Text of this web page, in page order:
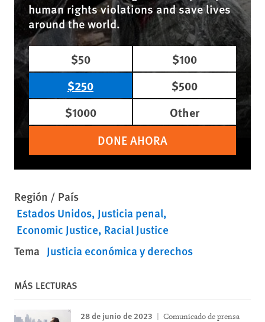
human rights violations and save lives
around the world.
$50
$100
$250
$500
$1000
Other
DONE AHORA
Región / País
Estados Unidos Justicia penal
Economic Justice Racial Justice
Tema Justicia económica y derechos
MÁS LECTURAS
28 de junio de 2023 Comunicado de prensa